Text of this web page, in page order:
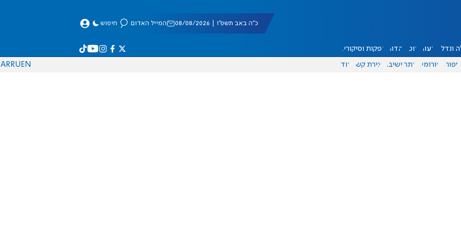
כ"ה באב תשפ"ו | 08/08/2026 המייל האדום חיפוש
ונדל"ן דעות אוכל יהדות הפקות וסיקורים
ספורט פורומים אתר ישיבה יצירת קשר עוד EN
RU
AR